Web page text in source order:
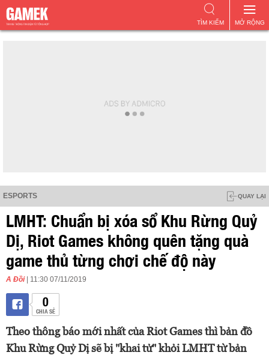
MỞ RỘNG
TÌM KIẾM
ESPORTS QUAY LẠI
LMHT: Chuẩn bị xóa sổ Khu Rừng Quỷ
Dị, Riot Games không quên tặng quà
game thủ từng chơi chế độ này
A Đồi | 11:30 07/11/2019
0
CHIA SẺ
Theo thông báo mới nhất của Riot Games thì bản đồ
Khu Rừng Quỷ Dị sẽ bị "khai tử" khỏi LMHT từ bản